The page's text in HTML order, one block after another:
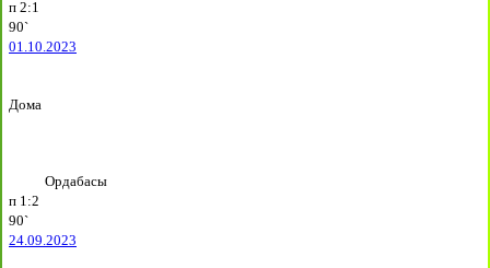
п 2:1
90`
01.10.2023
Дома
Ордабасы
п 1:2
90`
24.09.2023